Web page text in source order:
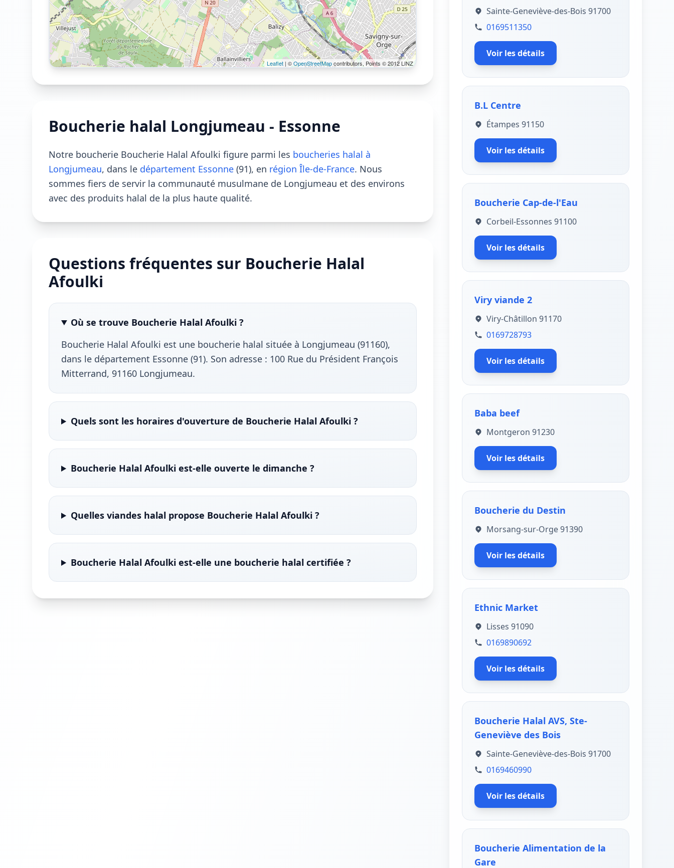
Leaflet | ©OpenStreetMapcontributors, Points © 2012 LINZ
Boucherie halal Longjumeau - Essonne
Notre boucherie Boucherie Halal Afoulki figure parmi les boucheries halal à
Longjumeau, dans le département Essonne (91), en région Île-de-France. Nous
sommes fiers de servir la communauté musulmane de Longjumeau et des environs
avec des produits halal de la plus haute qualité.
Questions fréquentes sur Boucherie Halal
Afoulki
Où se trouve Boucherie Halal Afoulki ?
Boucherie Halal Afoulki est une boucherie halal située à Longjumeau (91160),
dans le département Essonne (91). Son adresse : 100 Rue du Président François
Mitterrand, 91160 Longjumeau.
Quels sont les horaires d'ouverture de Boucherie Halal Afoulki ?
Boucherie Halal Afoulki est-elle ouverte le dimanche ?
Quelles viandes halal propose Boucherie Halal Afoulki ?
Boucherie Halal Afoulki est-elle une boucherie halal certifiée ?
Sainte-Geneviève-des-Bois 91700
0169511350
Voir les détails
B.L Centre
Étampes 91150
Voir les détails
Boucherie Cap-de-l'Eau
Corbeil-Essonnes 91100
Voir les détails
Viry viande 2
Viry-Châtillon 91170
0169728793
Voir les détails
Baba beef
Montgeron 91230
Voir les détails
Boucherie du Destin
Morsang-sur-Orge 91390
Voir les détails
Ethnic Market
Lisses 91090
0169890692
Voir les détails
Boucherie Halal AVS, Ste-
Geneviève des Bois
Sainte-Geneviève-des-Bois 91700
0169460990
Voir les détails
Boucherie Alimentation de la
Gare